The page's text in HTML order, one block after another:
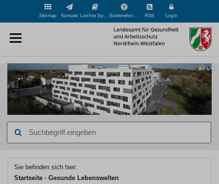
Sitemap Kontakt Barrierefreiheit RSS Login
eingeben
Sie befinden sich hier:
Startseite
Gesunde Lebenswelten